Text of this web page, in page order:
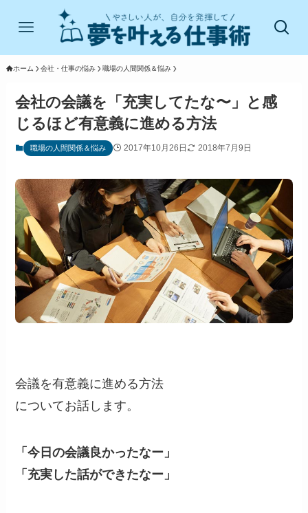
ホーム 会社・仕事の悩み 職場の人間関係＆悩み
会社の会議を「充実してたな〜」と感
じるほど有意義に進める方法
職場の人間関係＆悩み 2017年10月26日 2018年7月9日
会議を有意義に進める方法
についてお話します。
「今日の会議良かったなー」
「充実した話ができたなー」